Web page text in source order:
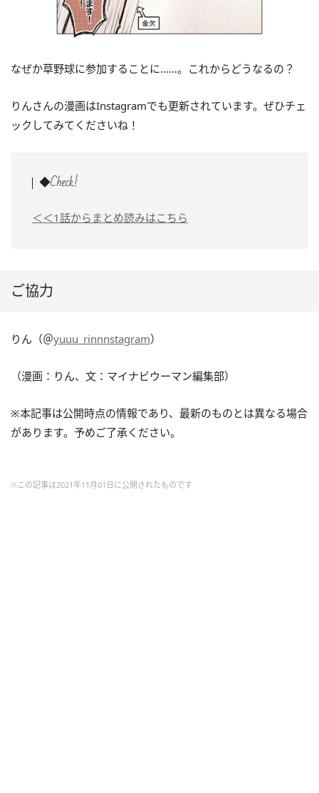
なぜか草野球に参加することに……。これからどうなるの？
りんさんの漫画はInstagramでも更新されています。ぜひチェ
ックしてみてくださいね！
◆Check!
＜＜1話からまとめ読みはこちら
ご協力
りん（＠yuuu_rinnnstagram）
（漫画：りん、文：マイナビウーマン編集部）
※本記事は公開時点の情報であり、最新のものとは異なる場合
があります。予めご了承ください。
※この記事は2021年11月01日に公開されたものです